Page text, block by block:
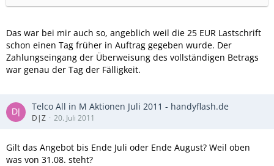
Das war bei mir auch so, angeblich weil die 25 EUR Lastschrift
schon einen Tag früher in Auftrag gegeben wurde. Der
Zahlungseingang der Überweisung des vollständigen Betrags
war genau der Tag der Fälligkeit.
Telco All in M Aktionen Juli 2011 - handyflash.de
D|Z 20. Juli 2011
Gilt das Angebot bis Ende Juli oder Ende August? Weil oben
was von 31.08. steht?